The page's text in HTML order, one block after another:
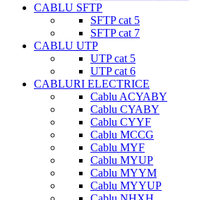
CABLU SFTP
SFTP cat 5
SFTP cat 7
CABLU UTP
UTP cat 5
UTP cat 6
CABLURI ELECTRICE
Cablu ACYABY
Cablu CYABY
Cablu CYYF
Cablu MCCG
Cablu MYF
Cablu MYUP
Cablu MYYM
Cablu MYYUP